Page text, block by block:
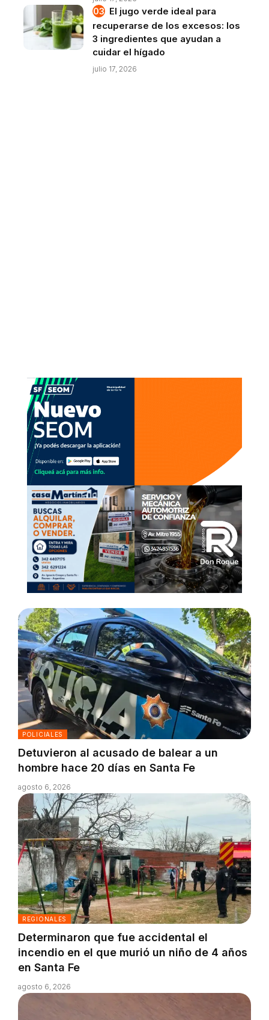
El jugo verde ideal para
recuperarse de los excesos: los
3 ingredientes que ayudan a
cuidar el hígado
julio 17, 2026
POLICIALES
Detuvieron al acusado de balear a un
hombre hace 20 días en Santa Fe
agosto 6, 2026
REGIONALES
Determinaron que fue accidental el
incendio en el que murió un niño de 4 años
en Santa Fe
agosto 6, 2026